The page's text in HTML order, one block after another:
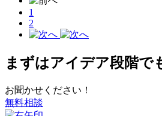
1
2
まずはアイデア段階で
お聞かせください！
無料相談